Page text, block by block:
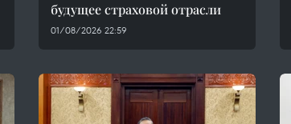
будущее страховой отрасли
01/08/2026 22:59